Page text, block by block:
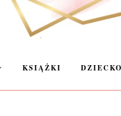
KSIĄŻKI DZIECKO